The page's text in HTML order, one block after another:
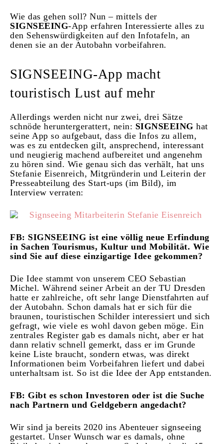
Wie das gehen soll? Nun – mittels der
SIGNSEEING-App erfahren Interessierte alles zu
den Sehenswürdigkeiten auf den Infotafeln, an
denen sie an der Autobahn vorbeifahren.
SIGNSEEING-App macht
touristisch Lust auf mehr
Allerdings werden nicht nur zwei, drei Sätze
schnöde heruntergerattert, nein: SIGNSEEING hat
seine App so aufgebaut, dass die Infos zu allem,
was es zu entdecken gilt, ansprechend, interessant
und neugierig machend aufbereitet und angenehm
zu hören sind. Wie genau sich das verhält, hat uns
Stefanie Eisenreich, Mitgründerin und Leiterin der
Presseabteilung des Start-ups (im Bild), im
Interview verraten:
FB: SIGNSEEING ist eine völlig neue Erfindung
in Sachen Tourismus, Kultur und Mobilität. Wie
sind Sie auf diese einzigartige Idee gekommen?
Die Idee stammt von unserem CEO Sebastian
Michel. Während seiner Arbeit an der TU Dresden
hatte er zahlreiche, oft sehr lange Dienstfahrten auf
der Autobahn. Schon damals hat er sich für die
braunen, touristischen Schilder interessiert und sich
gefragt, wie viele es wohl davon geben möge. Ein
zentrales Register gab es damals nicht, aber er hat
dann relativ schnell gemerkt, dass er im Grunde
keine Liste braucht, sondern etwas, was direkt
Informationen beim Vorbeifahren liefert und dabei
unterhaltsam ist. So ist die Idee der App entstanden.
FB: Gibt es schon Investoren oder ist die Suche
nach Partnern und Geldgebern angedacht?
Wir sind ja bereits 2020 ins Abenteuer signseeing
gestartet. Unser Wunsch war es damals, ohne